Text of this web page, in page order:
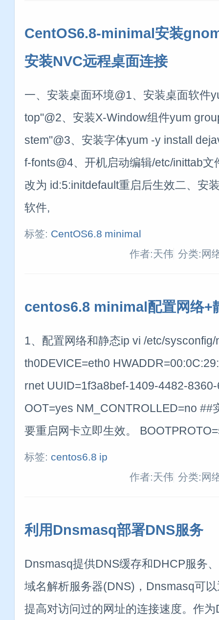
CentOS6.8-minimal安装
安装NVC远程桌面连接
一、安装桌面环境@1、安装桌面软件
top"@2、安装X-Window组件yum
stem"@3、安装字体yum -y install
f-fonts@4、开机启动编辑/etc/inittab文
改为 id:5:initdefault重启后生效二、安
软件,
标签: CentOS6.8 minimal
作者:天伟 分类:网
centos6.8 minimal配置网络+
1、配置网络和静态ip vi /etc/
th0DEVICE=eth0
rnet UUID=1f3a8bef-1409-4482-
OOT=yes NM_CONTROLLED=no ##
要重启网卡立即生效。
标签: centos6.8 ip
作者:天伟 分类:网
利用Dnsmasq部署DNS服务
Dnsmasq提供DNS缓存和DHCP服务
域名解析服务器(DNS)，Dnsmasq可
提高对访问过的网址的连接速度。作